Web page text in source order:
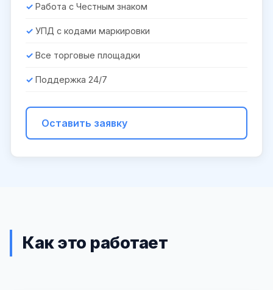
Работа с Честным знаком
УПД с кодами маркировки
Все торговые площадки
Поддержка 24/7
Оставить заявку
Как это работает